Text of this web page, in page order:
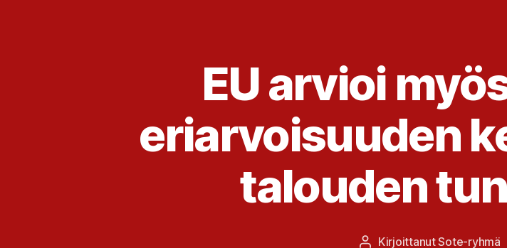
EU arvioi
eriarvoisuuden
talouden
Kirjoittaja
KirjoittanutSote-ryhmä